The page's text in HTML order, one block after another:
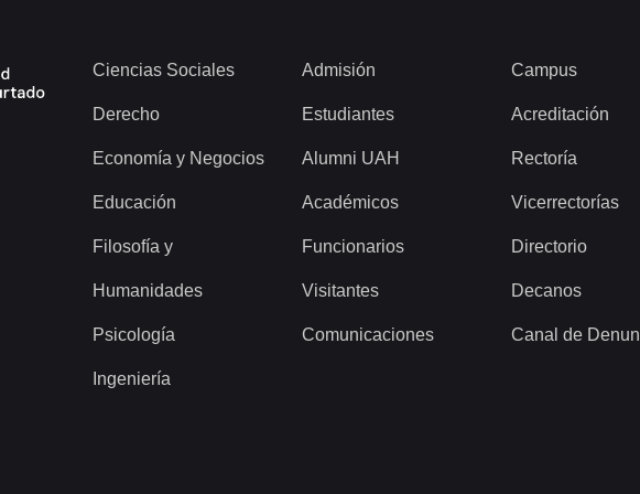
Ciencias Sociales
Derecho
Economía y Negocios
Educación
Filosofía y
Humanidades
Psicología
Ingeniería
Admisión
Estudiantes
Alumni UAH
Académicos
Funcionarios
Visitantes
Comunicaciones
Campus
Acreditación
Rectoría
Vicerrectorías
Directorio
Decanos
Canal de